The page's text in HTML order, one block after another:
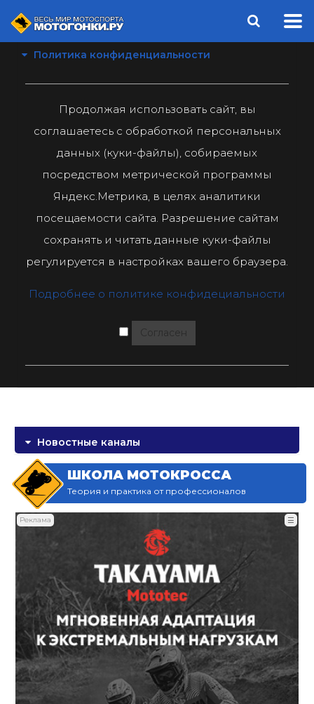
Политика конфиденциальности
Продолжая использовать сайт, вы
соглашаетесь с обработкой персональных
данных (куки-файлы), собираемых
посредством метрической программы
Яндекс.Метрика, в целях аналитики
посещаемости сайта. Разрешение сайтам
сохранять и читать данные куки-файлы
регулируется в настройках вашего браузера.
Подробнее о политике конфидециальности
Согласен
Новостные каналы
ШКОЛА МОТОКРОССА
Теория и практика от профессионалов
Реклама ☰